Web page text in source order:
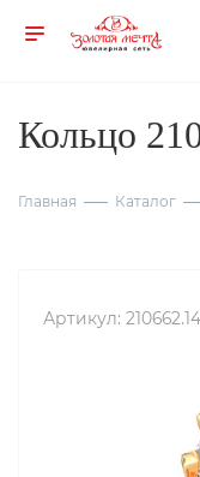
Кольцо
Главная Каталог
Артикул: